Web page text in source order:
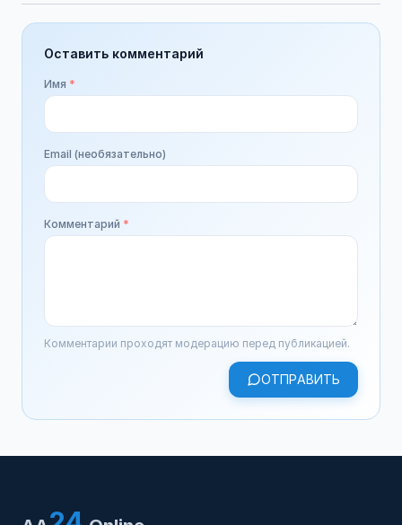
Оставить комментарий
Имя *
Email (необязательно)
Комментарий *
Комментарии проходят модерацию перед публикацией.
ОТПРАВИТЬ